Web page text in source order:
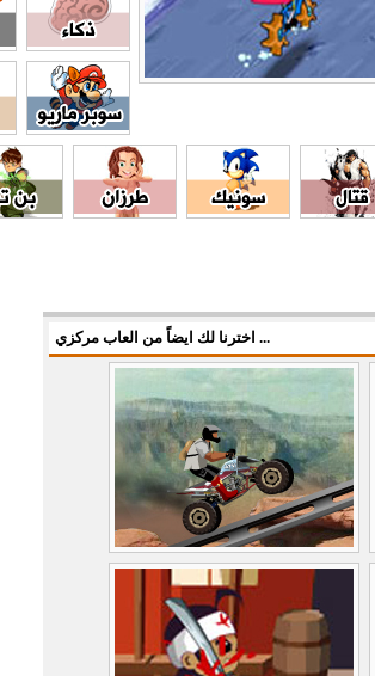
اخترنا لك ايضاً من العاب مركزي ...